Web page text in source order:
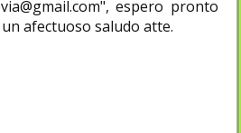
espero pronto
afectuoso saludo atte.